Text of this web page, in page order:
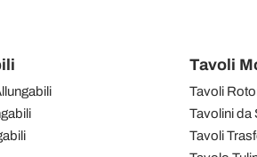
Tavoli
Tavoli
Tavolini da
Tavoli